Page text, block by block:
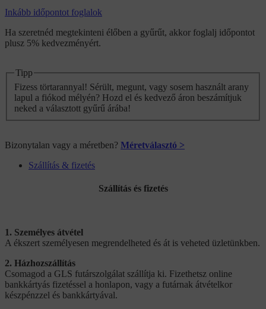
Inkább időpontot foglalok
Ha szeretnéd megtekinteni élőben a gyűrűt, akkor foglalj időpontot
plusz 5% kedvezményért.
Tipp
Fizess törtarannyal! Sérült, megunt, vagy sosem használt arany
lapul a fiókod mélyén? Hozd el és kedvező áron beszámítjuk
neked a választott gyűrű árába!
Bizonytalan vagy a méretben? Méretválasztó >
Szállítás & fizetés
Szállítás és fizetés
1. Személyes átvétel
A ékszert személyesen megrendelheted és át is veheted üzletünkben.
2. Házhozszállítás
Csomagod a GLS futárszolgálat szállítja ki. Fizethetsz online
bankkártyás fizetéssel a honlapon, vagy a futárnak átvételkor
készpénzzel és bankkártyával.